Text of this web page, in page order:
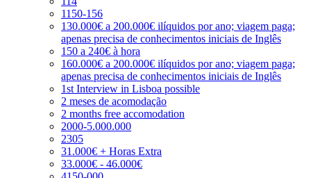
1150-156
130.000€ a 200.000€ ilíquidos por ano; viagem paga;
apenas precisa de conhecimentos iniciais de Inglês
150 a 240€ à hora
160.000€ a 200.000€ ilíquidos por ano; viagem paga;
apenas precisa de conhecimentos iniciais de Inglês
1st Interview in Lisboa possible
2 meses de acomodação
2 months free accomodation
2000-5.000.000
2305
31.000€ + Horas Extra
33.000€ - 46.000€